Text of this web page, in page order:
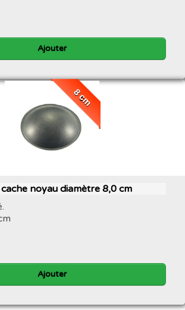
Ajouter
8 cm
noyau diamètre 8,0 cm
Ajouter